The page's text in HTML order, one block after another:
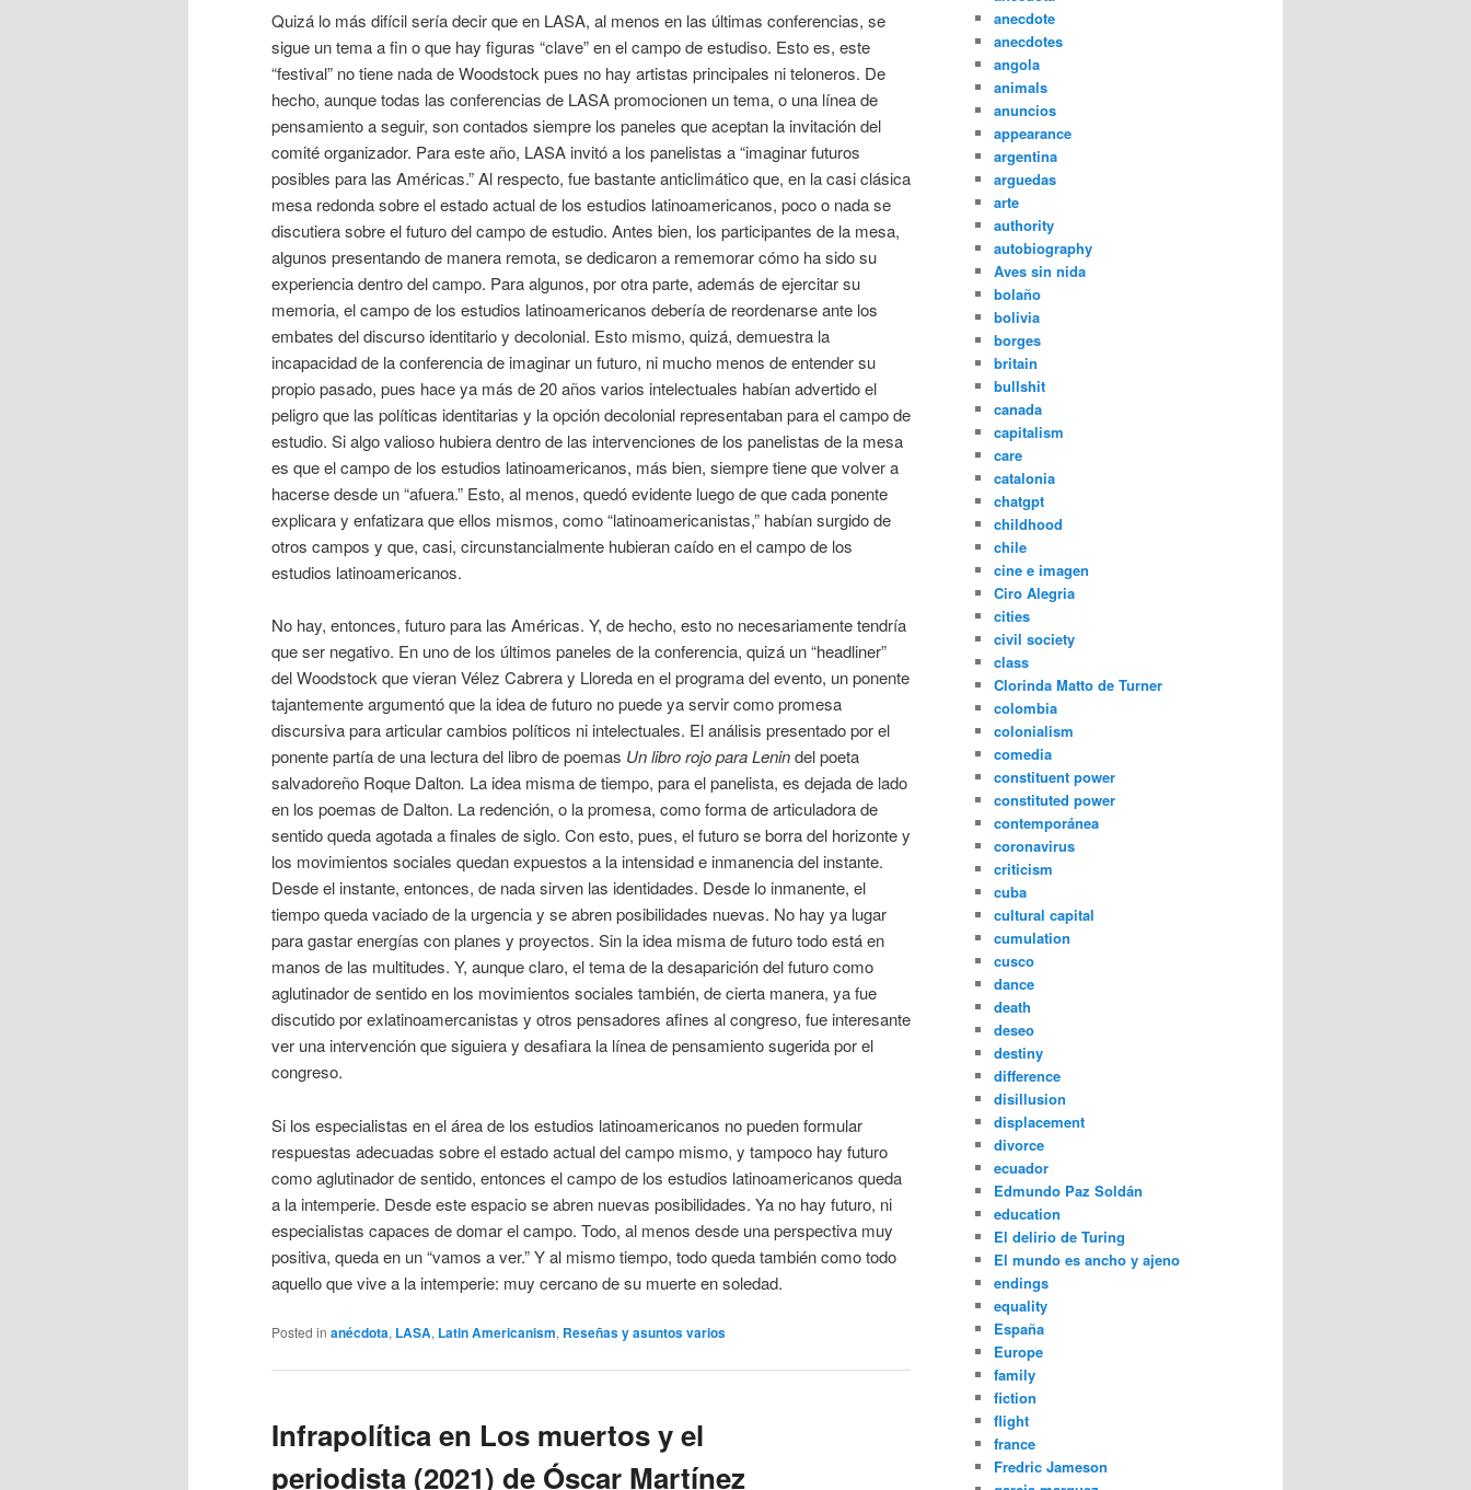
Quizá lo más difícil sería decir que en LASA, al menos en las últimas conferencias, se
sigue un tema a fin o que hay figuras “clave” en el campo de estudiso. Esto es, este
“festival” no tiene nada de Woodstock pues no hay artistas principales ni teloneros. De
hecho, aunque todas las conferencias de LASA promocionen un tema, o una línea de
pensamiento a seguir, son contados siempre los paneles que aceptan la invitación del
comité organizador. Para este año, LASA invitó a los panelistas a “imaginar futuros
posibles para las Américas.” Al respecto, fue bastante anticlimático que, en la casi clásica
mesa redonda sobre el estado actual de los estudios latinoamericanos, poco o nada se
discutiera sobre el futuro del campo de estudio. Antes bien, los participantes de la mesa,
algunos presentando de manera remota, se dedicaron a rememorar cómo ha sido su
experiencia dentro del campo. Para algunos, por otra parte, además de ejercitar su
memoria, el campo de los estudios latinoamericanos debería de reordenarse ante los
embates del discurso identitario y decolonial. Esto mismo, quizá, demuestra la
incapacidad de la conferencia de imaginar un futuro, ni mucho menos de entender su
propio pasado, pues hace ya más de 20 años varios intelectuales habían advertido el
peligro que las políticas identitarias y la opción decolonial representaban para el campo de
estudio. Si algo valioso hubiera dentro de las intervenciones de los panelistas de la mesa
es que el campo de los estudios latinoamericanos, más bien, siempre tiene que volver a
hacerse desde un “afuera.” Esto, al menos, quedó evidente luego de que cada ponente
explicara y enfatizara que ellos mismos, como “latinoamericanistas,” habían surgido de
otros campos y que, casi, circunstancialmente hubieran caído en el campo de los
estudios latinoamericanos.
No hay, entonces, futuro para las Américas. Y, de hecho, esto no necesariamente tendría
que ser negativo. En uno de los últimos paneles de la conferencia, quizá un “headliner”
del Woodstock que vieran Vélez Cabrera y Lloreda en el programa del evento, un ponente
tajantemente argumentó que la idea de futuro no puede ya servir como promesa
discursiva para articular cambios políticos ni intelectuales. El análisis presentado por el
ponente partía de una lectura del libro de poemas Un libro rojo para Lenindel poeta
salvadoreño Roque Dalton. La idea misma de tiempo, para el panelista, es dejada de lado
en los poemas de Dalton. La redención, o la promesa, como forma de articuladora de
sentido queda agotada a finales de siglo. Con esto, pues, el futuro se borra del horizonte y
los movimientos sociales quedan expuestos a la intensidad e inmanencia del instante.
Desde el instante, entonces, de nada sirven las identidades. Desde lo inmanente, el
tiempo queda vaciado de la urgencia y se abren posibilidades nuevas. No hay ya lugar
para gastar energías con planes y proyectos. Sin la idea misma de futuro todo está en
manos de las multitudes. Y, aunque claro, el tema de la desaparición del futuro como
aglutinador de sentido en los movimientos sociales también, de cierta manera, ya fue
discutido por exlatinoamercanistas y otros pensadores afines al congreso, fue interesante
ver una intervención que siguiera y desafiara la línea de pensamiento sugerida por el
congreso.
Si los especialistas en el área de los estudios latinoamericanos no pueden formular
respuestas adecuadas sobre el estado actual del campo mismo, y tampoco hay futuro
como aglutinador de sentido, entonces el campo de los estudios latinoamericanos queda
a la intemperie. Desde este espacio se abren nuevas posibilidades. Ya no hay futuro, ni
especialistas capaces de domar el campo. Todo, al menos desde una perspectiva muy
positiva, queda en un “vamos a ver.” Y al mismo tiempo, todo queda también como todo
aquello que vive a la intemperie: muy cercano de su muerte en soledad.
Posted in anécdota, LASA, Latin Americanism, Reseñas y asuntos varios
Infrapolítica en Los muertos y el
periodista (2021) de Óscar Martínez
anecdote
anecdotes
angola
animals
anuncios
appearance
argentina
arguedas
arte
authority
autobiography
Aves sin nida
bolaño
bolivia
borges
britain
bullshit
canada
capitalism
care
catalonia
chatgpt
childhood
chile
cine e imagen
Ciro Alegria
cities
civil society
class
Clorinda Matto de Turner
colombia
colonialism
comedia
constituent power
constituted power
contemporánea
coronavirus
criticism
cuba
cultural capital
cumulation
cusco
dance
death
deseo
destiny
difference
disillusion
displacement
divorce
ecuador
Edmundo Paz Soldán
education
El delirio de Turing
El mundo es ancho y ajeno
endings
equality
España
Europe
family
fiction
flight
france
Fredric Jameson